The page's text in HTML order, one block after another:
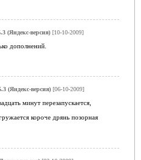
(Яндекс-версия)[10-10-2009]
дополнений.
(Яндекс-версия)[06-10-2009]
минут перезапускается,
короче дрянь позорная